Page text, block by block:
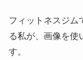
フィットネスジム
る私が、画像を使
す。